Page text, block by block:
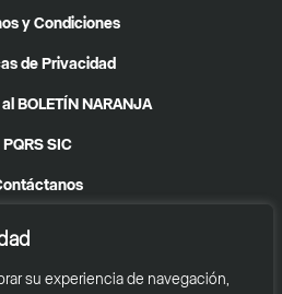
su experiencia de navegación,
y Condiciones
de Privacidad
BOLETÍN NARANJA
PQRS SIC